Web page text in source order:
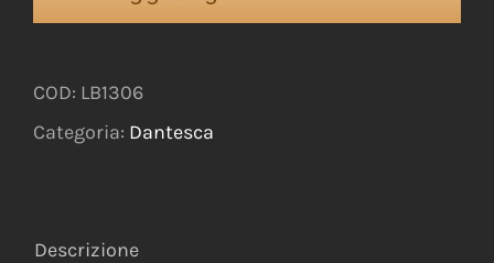
COD: LB1306
Categoria: Dantesca
Descrizione